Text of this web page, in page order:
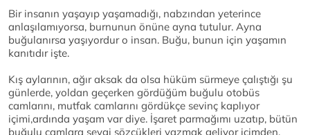
Bir insanın yaşayıp yaşamadığı, nabzından yeterince
anlaşılamıyorsa, burnunun önüne ayna tutulur. Ayna
buğulanırsa yaşıyordur o insan. Buğu, bunun için yaşamın
kanıtıdır işte.
Kış aylarının, ağır aksak da olsa hüküm sürmeye çalıştığı şu
günlerde, yoldan geçerken gördüğüm buğulu otobüs
camlarını, mutfak camlarını gördükçe sevinç kaplıyor
içimi,ardında yaşam var diye. İşaret parmağımı uzatıp, bütün
buğulu camlara sevgi sözcükleri yazmak geliyor içimden,